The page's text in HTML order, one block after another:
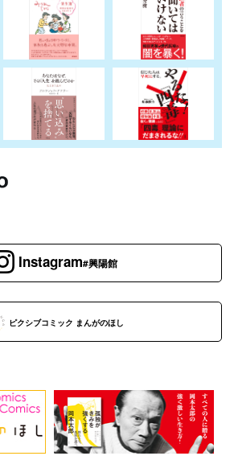
Instagram#興陽館
ピクシブコミック まんがのほし